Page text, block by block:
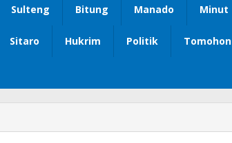
Sulteng Bitung Manado Minut
Sitaro Hukrim Politik Tomohon